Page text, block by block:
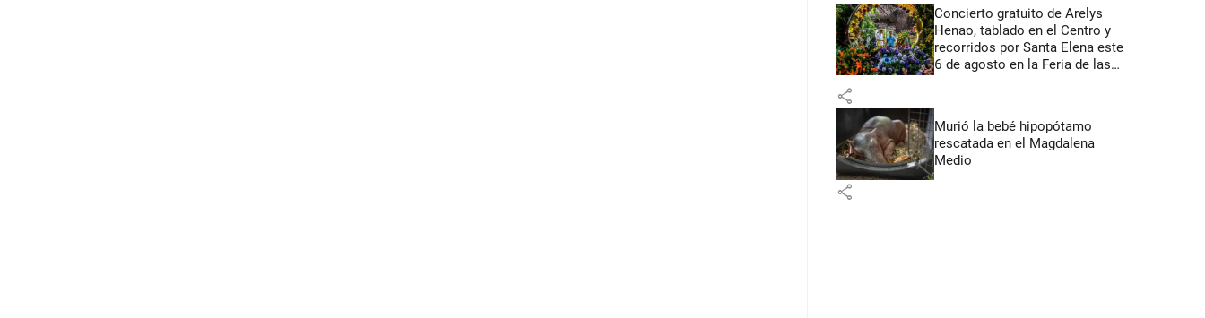
Concierto gratuito de Arelys
Henao, tablado en el Centro y
recorridos por Santa Elena este
6 de agosto en la Feria de las
share
Murió la bebé hipopótamo
rescatada en el Magdalena
Medio
share